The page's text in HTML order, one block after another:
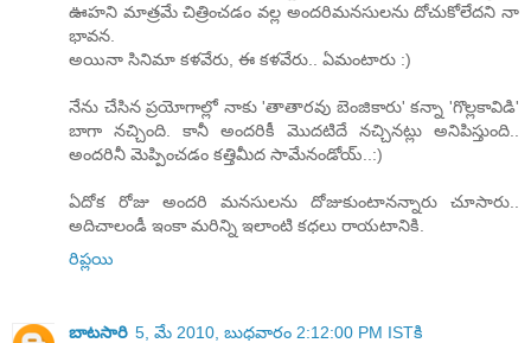
ఊహని మాత్రమే చిత్రించడం వల్ల అందరిమనసులను దోచుకోలేదని నా
భావన.
అయినా సినిమా కళవేరు, ఈ కళవేరు.. ఏమంటారు :)
నేను చేసిన ప్రయోగాల్లో నాకు 'తాతారవు బెంజికారు' కన్నా 'గొల్లకావిడి'
బాగా నచ్చింది. కానీ అందరికీ మొదటిదే నచ్చినట్లు అనిపిస్తుంది..
అందరినీ మెప్పించడం కత్తిమీద సామేనండోయ్..:)
ఏదోక రోజు అందరి మనసులను దోజుకుంటానన్నారు చూసారు..
అదిచాలండీ ఇంకా మరిన్ని ఇలాంటి కధలు రాయటానికి.
రిప్లయి
బాటసారి 5, మే 2010, బుధవారం 2:12:00 PM ISTకి